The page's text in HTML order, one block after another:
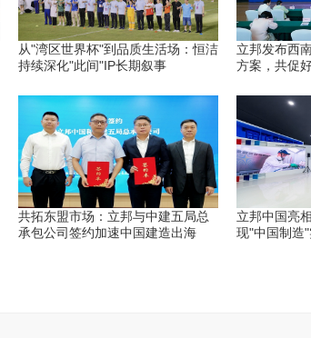
从"湾区世界杯"到品质生活场：恒洁
持续深化"此间"IP长期叙事
立邦发布西
方案，共促
共拓东盟市场：立邦与中建五局总
承包公司签约加速中国建造出海
立邦中国亮
现"中国制造"